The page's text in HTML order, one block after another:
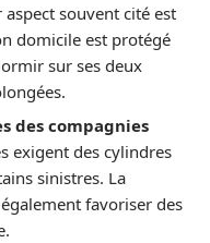
aspect souvent cité est
domicile est protégé
sur ses deux
des compagnies
exigent des cylindres
sinistres. La
favoriser des